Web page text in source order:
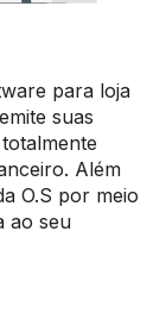
para loja
suas
Além
O.S por meio
ao seu